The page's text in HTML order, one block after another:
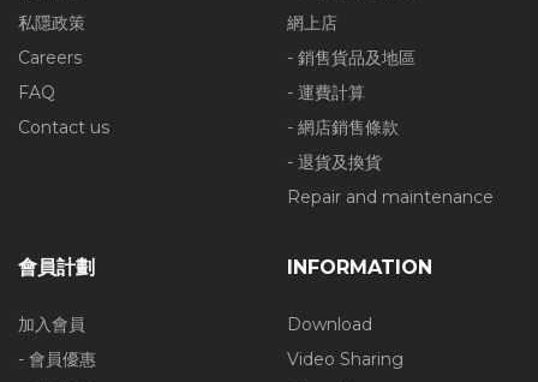
私隱政策
Careers
FAQ
Contact us
網上店
- 銷售貨品及地區
- 運費計算
- 網店銷售條款
- 退貨及換貨
Repair and maintenance
會員計劃
加入會員
- 會員優惠
INFORMATION
Download
Video Sharing